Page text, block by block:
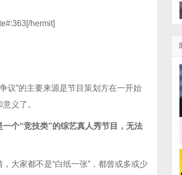
hermit]
议”的主要来源是节目策划方在一开始
义了。
一个“竞技类”的综艺真人秀节目，无法
大家都不是“白纸一张”，都曾或多或少